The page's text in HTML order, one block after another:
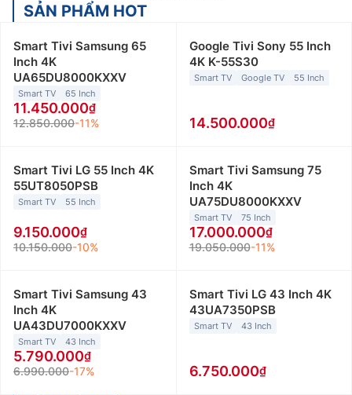
SẢN PHẨM HOT
Smart Tivi Samsung 65
Inch 4K
UA65DU8000KXXV
Smart TV 65 Inch
11.450.000
12.850.000-11%
Google Tivi Sony 55 Inch
4K K-55S30
Smart TV Google TV 55 Inch
14.500.000
Smart Tivi LG 55 Inch 4K
55UT8050PSB
Smart TV 55 Inch
9.150.000
10.150.000-10%
Smart Tivi Samsung 75
Inch 4K
UA75DU8000KXXV
Smart TV 75 Inch
17.000.000
19.050.000-11%
Smart Tivi Samsung 43
Inch 4K
UA43DU7000KXXV
Smart TV 43 Inch
5.790.000
6.990.000-17%
Smart Tivi LG 43 Inch 4K
43UA7350PSB
Smart TV 43 Inch
6.750.000